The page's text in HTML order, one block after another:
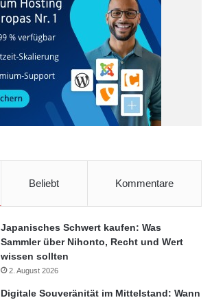
Beliebt Kommentare
Japanisches Schwert kaufen: Was
Sammler über Nihonto, Recht und Wert
wissen sollten
2. August 2026
Digitale Souveränität im Mittelstand: Wann